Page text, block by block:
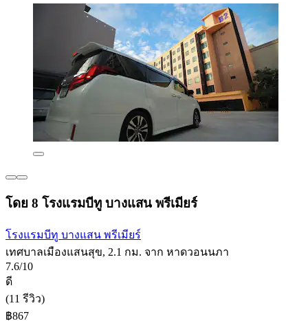
โดย 8 โรงแรมบีทู บางแสน พรีเมียร์
โรงแรมบีทู บางแสน พรีเมียร์
เทศบาลเมืองแสนสุข, 2.1 กม. จาก หาดวอนนภา
7.6/10
ดี
(11 รีวิว)
฿867